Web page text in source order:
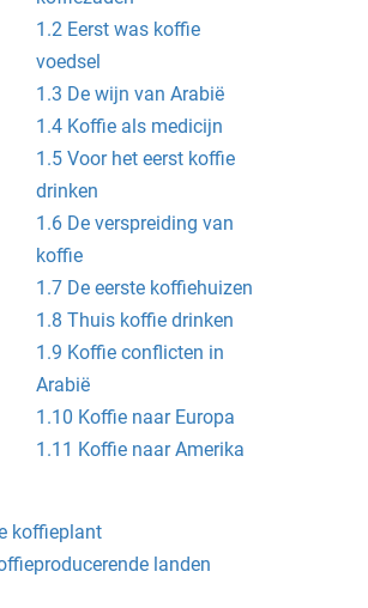
1.2 Eerst was koffie
voedsel
1.3 De wijn van Arabië
1.4 Koffie als medicijn
1.5 Voor het eerst koffie
drinken
1.6 De verspreiding van
koffie
1.7 De eerste koffiehuizen
1.8 Thuis koffie drinken
1.9 Koffie conflicten in
Arabië
1.10 Koffie naar Europa
1.11 Koffie naar Amerika
koffieplant
landen